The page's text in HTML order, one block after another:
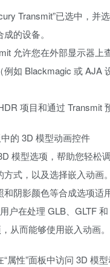
Transmit”已选中，并
的设备。
允许您在外部显示器上
例如 Blackmagic 或 AJA
项目和通过 Transmit
中的 3D 模型动画控件
模型选项，帮助您轻松
方式，以及选择嵌入动画
和阴影颜色等合成选项适
户在处理 GLB、GLTF
从而能够使用嵌入动画。
属性”面板中访问 3D 模型